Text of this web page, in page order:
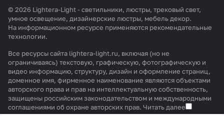
© 2026 Lightera-Light - светильники, люстры, трековый свет,
умное освещение, дизайнерские люстры, мебель декор.
На информационном ресурсе применяются рекомендательные
технологии.
Все ресурсы сайта lightera-light.ru, включая (но не
ограничиваясь) текстовую, графическую, фотографическую и
видео информацию, структуру, дизайн и оформление страниц,
доменное имя, фирменное наименование являются объектами
авторского права и прав на интеллектуальную собственность,
защищены российским законодательством и международными
соглашениями об охране авторских прав. Читать далее